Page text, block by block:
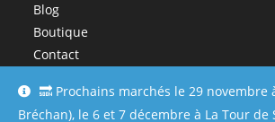
🔜 Prochains marchés le 29 novembre
Bréchan), le 6 et 7 décembre à La Tour de
Blog
Boutique
Contact
Mentions légales et CGV